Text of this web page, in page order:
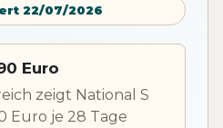
22/07/2026
Euro
zeigt National S
Euro je 28 Tage